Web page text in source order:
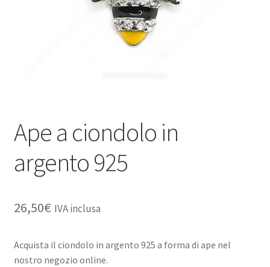
Ape a ciondolo in
argento 925
26,50€ IVA inclusa
Acquista il ciondolo in argento 925 a forma di ape nel
nostro negozio online.